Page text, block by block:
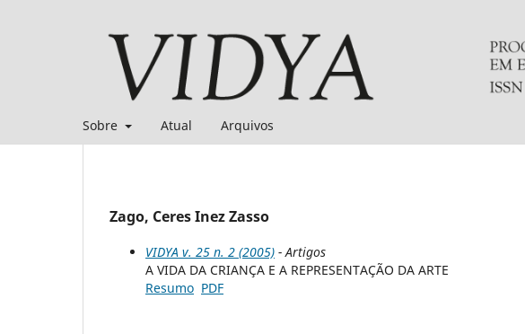
Sobre Atual Arquivos
Zago, Ceres Inez Zasso
VIDYA v. 25 n. 2 (2005) - Artigos
A VIDA DA CRIANÇA E A REPRESENTAÇÃO DA ARTE
Resumo PDF